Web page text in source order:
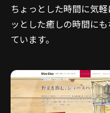
ちょっとした時間に気
ッとした癒しの時間に
ています。